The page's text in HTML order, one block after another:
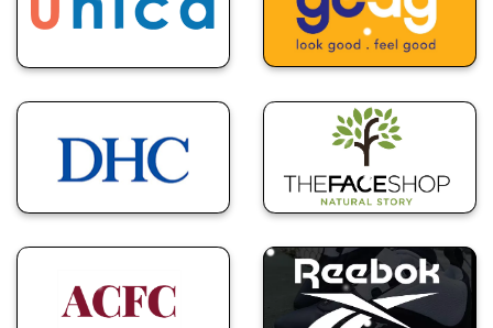
Mã Giảm Giá Unica Mã Giảm Giá Yody
Mã Giảm Giá DHC
Mã Giảm Giá
TheFaceShop
Mã Giảm Giá ACFC Mã Giảm Giá Reebok